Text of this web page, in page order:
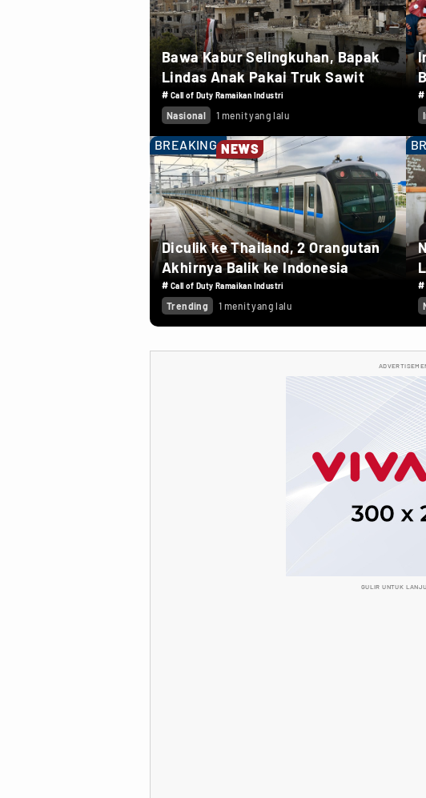
Bawa Kabur Selingkuhan, Bapak
Lindas Anak Pakai Truk Sawit
# Call of Duty Ramaikan Industri
Nasional 1 menit yang lalu
#
BREAKING NEWS
Diculik ke Thailand, 2 Orangutan
Akhirnya Balik ke Indonesia
# Call of Duty Ramaikan Industri
Trending 1 menit yang lalu
#
GULIR UNTUK